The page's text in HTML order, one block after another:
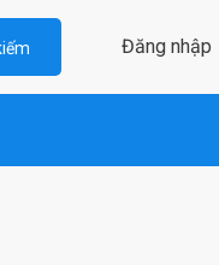
Đăng nhập